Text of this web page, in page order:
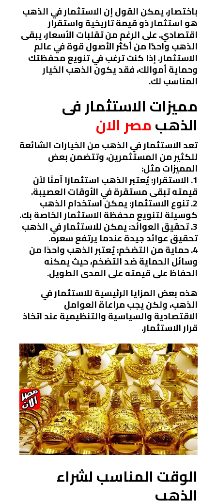
باختصار، يمكن القول إن الاستثمار في الذهب
هو استثمار ذو قيمة تاريخية واستقرار
اقتصادي. على الرغم من تقلبات الأسعار، يبقى
الذهب واحدًا من أكثر الأصول قوة في عالم
الاستثمار. إذا كنت ترغب في تنويع محفظتك
وحماية أموالك، فقد يكون الذهب الخيار
المناسب لك.
مميزات الاستثمار فى
الذهبمصر الان
تعد الاستثمار في الذهب من الخيارات الشائعة
للكثير من المستثمرين، وتتضمن بعض
المميزات مثل:
1. الاستقرار: يُعتبر الذهب استثمارًا آمنًا لأن
قيمته تبقى مستقرة في الأوقات العصيبة.
2. تنوع الاستثمار: يمكن استخدام الذهب
كوسيلة لتنويع محفظة الاستثمار الخاصة بك.
3. تحقيق العوائد: يمكن للاستثمار في الذهب
تحقيق عوائد جيدة عندما يرتفع سعره.
4. حماية من التضخم: يُعتبر الذهب واحدًا من
وسائل الحماية ضد التضخم، حيث يمكنه
الحفاظ على قيمته على المدى الطويل.
هذه بعض المزايا الرئيسية للاستثمار في
الذهب، ولكن يجب مراعاة العوامل
الاقتصادية والسياسية والتنظيمية عند اتخاذ
قرار الاستثمار.
الوقت المناسب لشراء
الذهب